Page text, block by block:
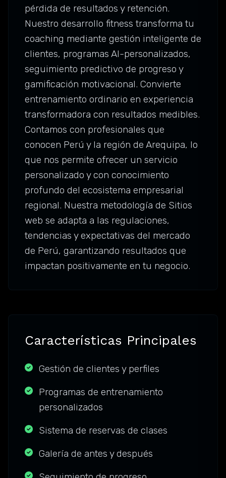
pérdida de resultados y retención.
Nuestro desarrollo fitness transforma tu
coaching mediante gestión inteligente de
clientes, programas AI-personalizados,
seguimiento predictivo de progreso y
gamificación motivacional. Convierte
entrenamiento ordinario en experiencia
transformadora con resultados medibles.
Contamos con profesionales que
conocen Perú y la región de Arequipa, lo
que nos permite ofrecer un servicio
personalizado y con conocimiento
profundo del ecosistema empresarial
regional. Nuestra metodología de Sitios
web se adapta a las regulaciones,
tendencias y expectativas del mercado
de Perú, garantizando resultados que
impactan positivamente en tu negocio.
Características Principales
Gestión de clientes y perfiles
Programas de entrenamiento
personalizados
Sistema de reservas de clases
Galería de antes y después